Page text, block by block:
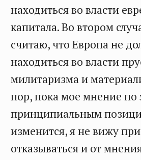
находиться во власти
капитала. Во втором
считаю, что Европа не
находиться во власти
милитаризма и
пор, пока мое мнение по
принципиальным
изменится, я не вижу
отказываться и от